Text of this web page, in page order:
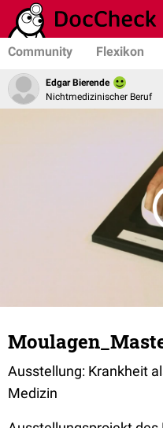
Community Flexikon
Edgar Bierende
Nichtmedizinischer Beruf
Ausstellung: Krankheit
Medizin